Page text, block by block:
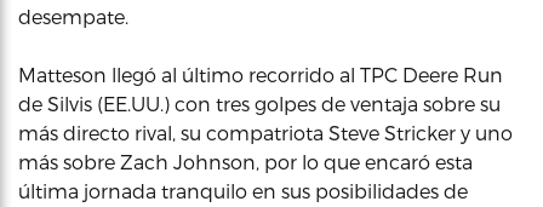
desempate.
Matteson llegó al último recorrido al TPC Deere Run
de Silvis (EE.UU.) con tres golpes de ventaja sobre su
más directo rival, su compatriota Steve Stricker y uno
más sobre Zach Johnson, por lo que encaró esta
última jornada tranquilo en sus posibilidades de